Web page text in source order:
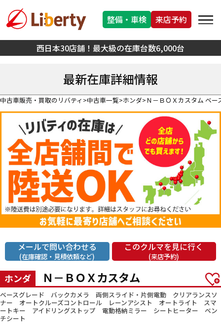
西日本30店舗！最大級の在庫台数6,000台
整備・車検 来店予約
最新在庫詳細情報
中古車販売・買取のリバティ 中古車一覧 ホンダ Ｎ－ＢＯＸカスタム ベー
メールで問い合わせる
(在庫確認・見積依頼など)
このクルマを見に行く
(来店予約)
ホンダ Ｎ－ＢＯＸカスタム
ベースグレード バックカメラ 両側スライド・片側電動 クリアランスソ
ナー オートクルーズコントロール レーンアシスト オートライト スマ
ートキー アイドリングストップ 電動格納ミラー シートヒーター ベン
チシート